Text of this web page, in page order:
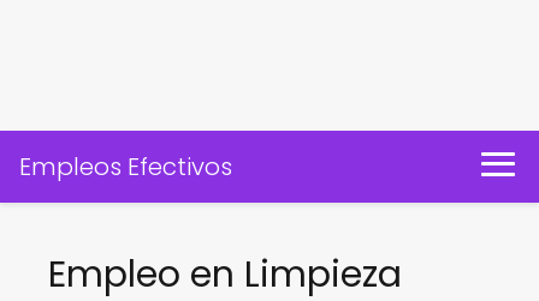
Empleos Efectivos
Empleo en Limpieza